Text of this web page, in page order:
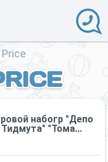
набогр "Депо
Тидмута" "Тома...